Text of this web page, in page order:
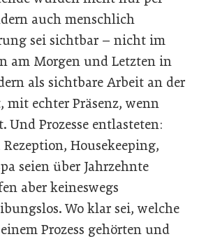
auch menschlich
sei sichtbar – nicht im
am Morgen und Letzten in
als sichtbare Arbeit an der
mit echter Präsenz, wenn
Und Prozesse entlasteten:
Rezeption, Housekeeping,
seien über Jahrzehnte
aber keineswegs
Wo klar sei, welche
Prozess gehörten und